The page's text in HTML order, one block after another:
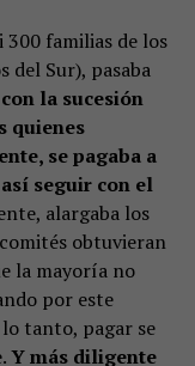
300 familias de los
del Sur), pasaba
la sucesión
quienes
se pagaba a
seguir con el
alargaba los
obtuvieran
la mayoría no
por este
tanto, pagar se
Y más diligente